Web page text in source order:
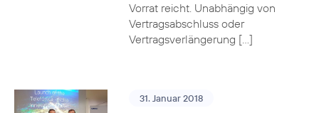
Vorrat reicht. Unabhängig von
Vertragsabschluss oder
Vertragsverlängerung […]
31. Januar 2018